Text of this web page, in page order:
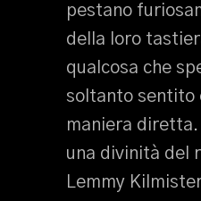
pestano
della loro
qualcosa che
soltanto sentito
maniera diretta.
una divinità del
Lemmy